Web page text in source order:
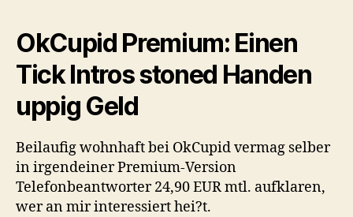
OkCupid Premium: Einen
Tick Intros stoned Handen
uppig Geld
Beilaufig wohnhaft bei OkCupid vermag selber
in irgendeiner Premium-Version
Telefonbeantworter 24,90 EUR mtl. aufklaren,
wer an mir interessiert hei?t.